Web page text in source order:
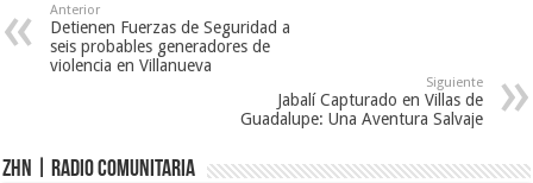
Anterior
Detienen Fuerzas de Seguridad a
seis probables generadores de
violencia en Villanueva
Siguiente
Jabalí Capturado en Villas de
Guadalupe: Una Aventura Salvaje
ZHN | Radio Comunitaria